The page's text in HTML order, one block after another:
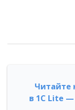
Читайте
в 1С Lite